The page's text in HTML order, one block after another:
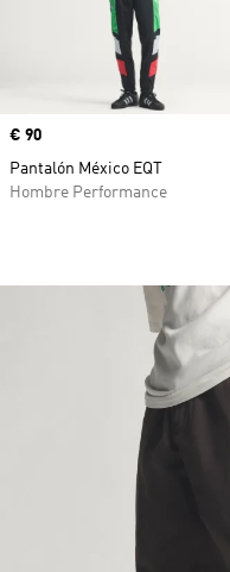
Precio
€ 90
Pantalón México EQT
Hombre Performance